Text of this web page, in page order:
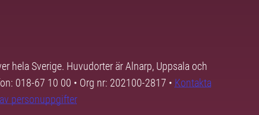
hela Sverige. Huvudorter är Alnarp, Uppsala och
018-67 10 00 • Org nr: 202100-2817 • Kontakta
personuppgifter